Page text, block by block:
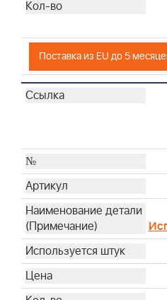
Поставка из EU до 5